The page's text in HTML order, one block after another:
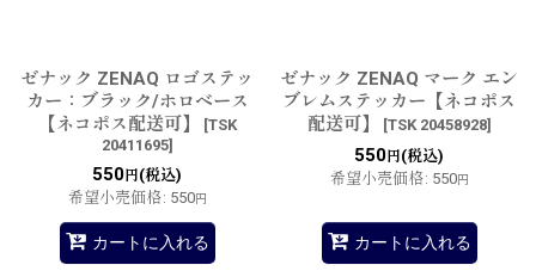
ゼナック ZENAQ ロゴステッ
カー：ブラック/ホロベース
【ネコポス配送可】
[TSK
20411695]
550円(税込)
希望小売価格: 550円
カートに入れる
ゼナック ZENAQ マーク エン
ブレムステッカー【ネコポス
配送可】
[TSK 20458928]
550円(税込)
希望小売価格: 550円
カートに入れる